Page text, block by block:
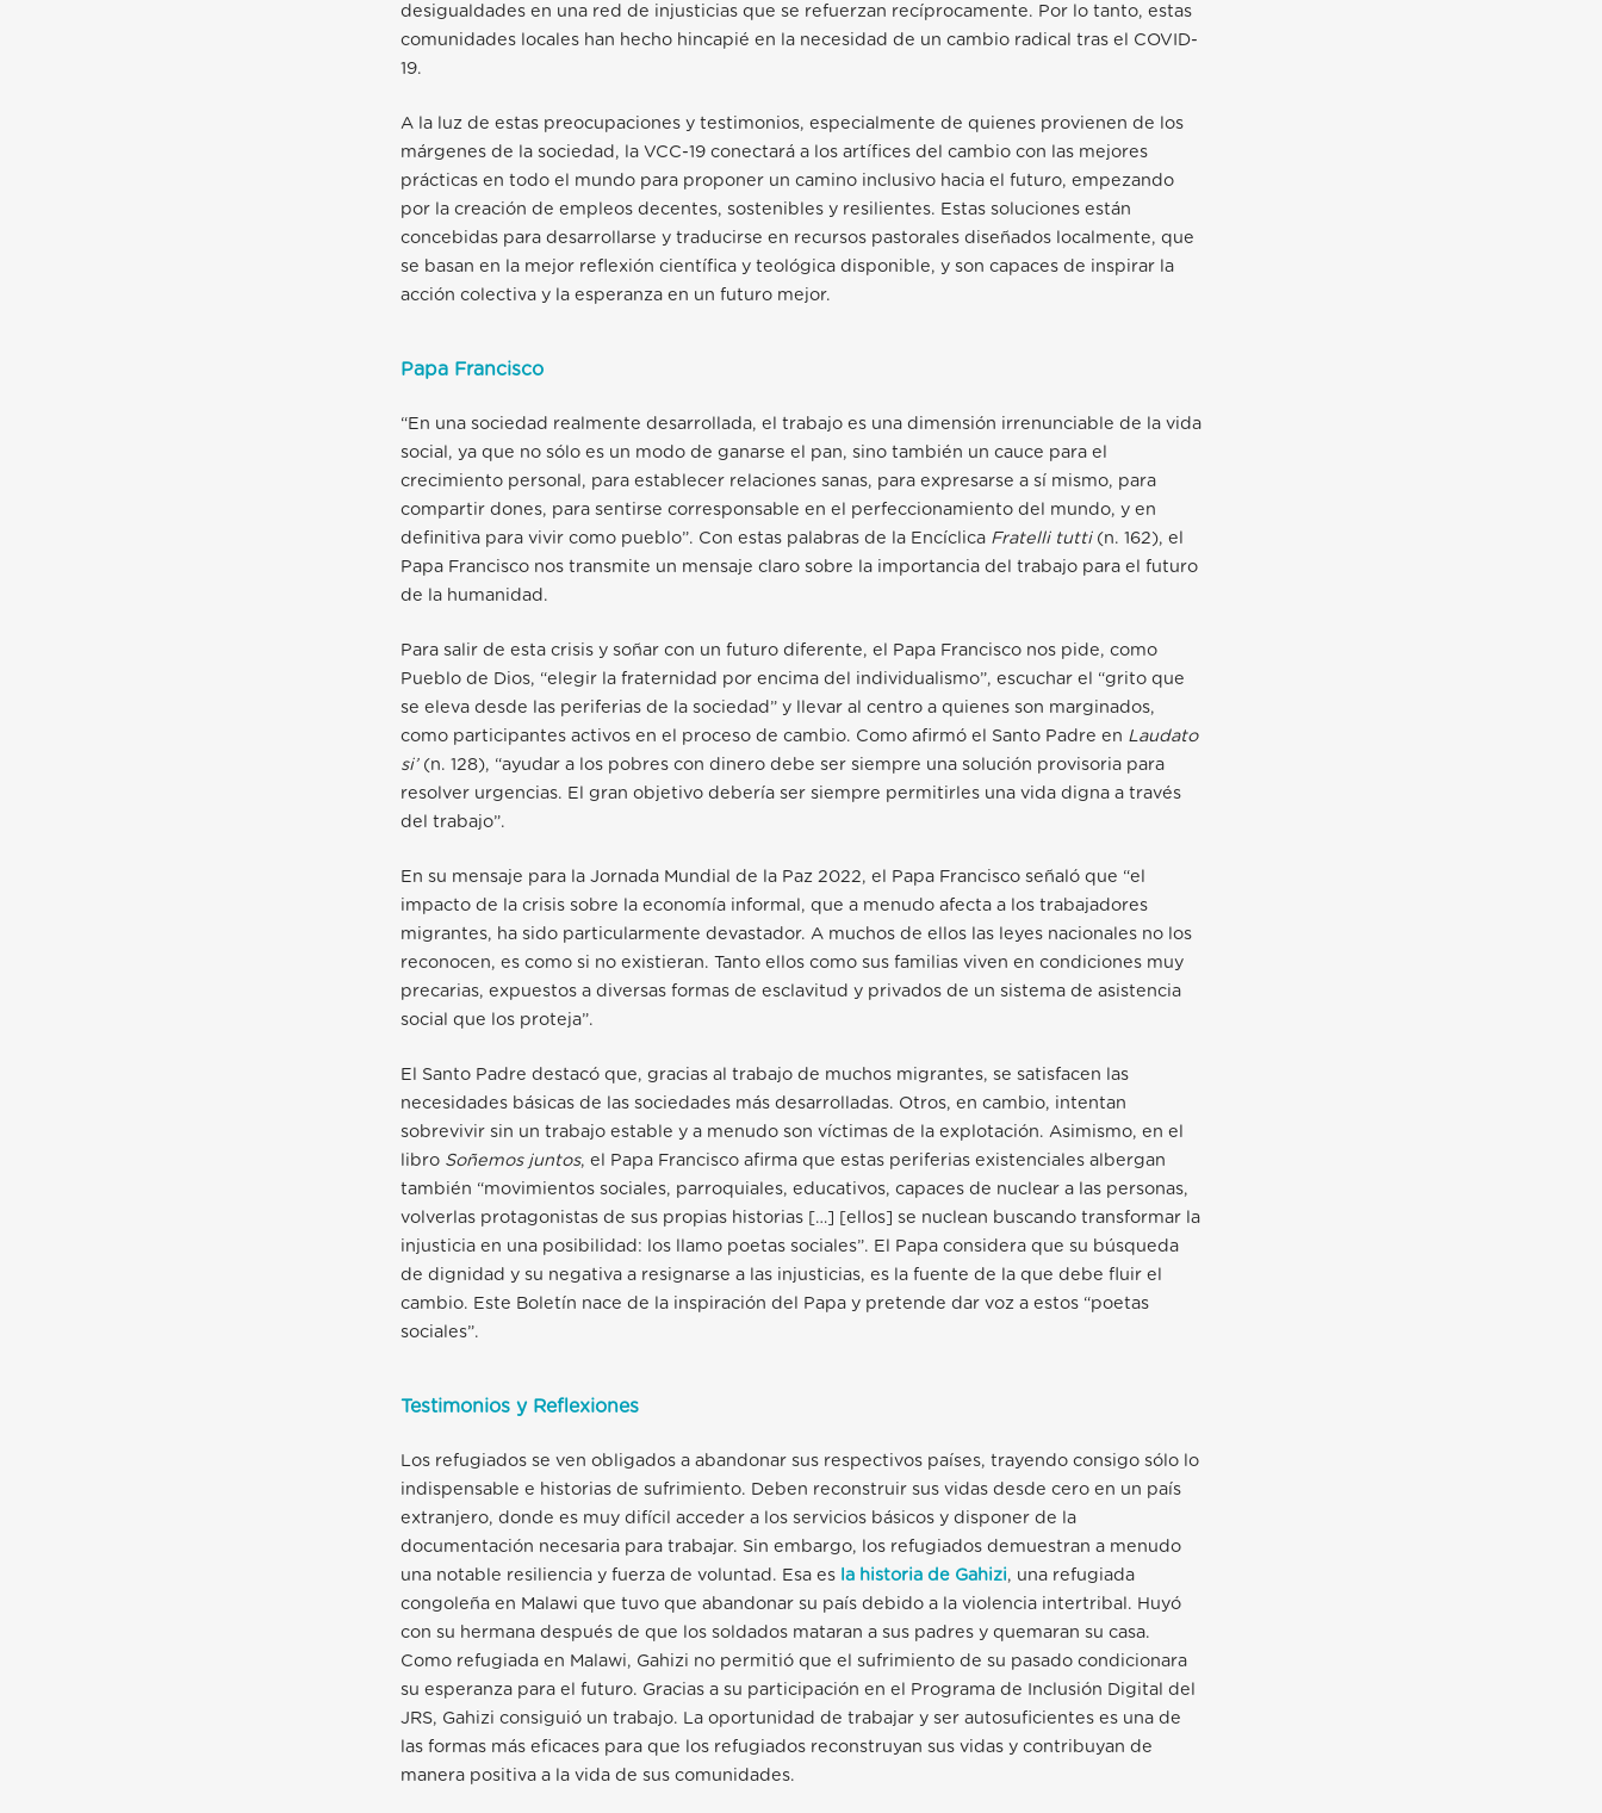
desigualdades en una red de injusticias que se refuerzan recíprocamente. Por lo tanto, estas
comunidades locales han hecho hincapié en la necesidad de un cambio radical tras el COVID-
19.
A la luz de estas preocupaciones y testimonios, especialmente de quienes provienen de los
márgenes de la sociedad, la VCC-19 conectará a los artífices del cambio con las mejores
prácticas en todo el mundo para proponer un camino inclusivo hacia el futuro, empezando
por la creación de empleos decentes, sostenibles y resilientes. Estas soluciones están
concebidas para desarrollarse y traducirse en recursos pastorales diseñados localmente, que
se basan en la mejor reflexión científica y teológica disponible, y son capaces de inspirar la
acción colectiva y la esperanza en un futuro mejor.
Papa Francisco
“En una sociedad realmente desarrollada, el trabajo es una dimensión irrenunciable de la vida
social, ya que no sólo es un modo de ganarse el pan, sino también un cauce para el
crecimiento personal, para establecer relaciones sanas, para expresarse a sí mismo, para
compartir dones, para sentirse corresponsable en el perfeccionamiento del mundo, y en
definitiva para vivir como pueblo”. Con estas palabras de la Encíclica Fratelli tutti(n. 162), el
Papa Francisco nos transmite un mensaje claro sobre la importancia del trabajo para el futuro
de la humanidad.
Para salir de esta crisis y soñar con un futuro diferente, el Papa Francisco nos pide, como
Pueblo de Dios, “elegir la fraternidad por encima del individualismo”, escuchar el “grito que
se eleva desde las periferias de la sociedad” y llevar al centro a quienes son marginados,
como participantes activos en el proceso de cambio. Como afirmó el Santo Padre en Laudato
si’(n. 128), “ayudar a los pobres con dinero debe ser siempre una solución provisoria para
resolver urgencias. El gran objetivo debería ser siempre permitirles una vida digna a través
del trabajo”.
En su mensaje para la Jornada Mundial de la Paz 2022, el Papa Francisco señaló que “el
impacto de la crisis sobre la economía informal, que a menudo afecta a los trabajadores
migrantes, ha sido particularmente devastador. A muchos de ellos las leyes nacionales no los
reconocen, es como si no existieran. Tanto ellos como sus familias viven en condiciones muy
precarias, expuestos a diversas formas de esclavitud y privados de un sistema de asistencia
social que los proteja”.
El Santo Padre destacó que, gracias al trabajo de muchos migrantes, se satisfacen las
necesidades básicas de las sociedades más desarrolladas. Otros, en cambio, intentan
sobrevivir sin un trabajo estable y a menudo son víctimas de la explotación. Asimismo, en el
libro Soñemos juntos, el Papa Francisco afirma que estas periferias existenciales albergan
también “movimientos sociales, parroquiales, educativos, capaces de nuclear a las personas,
volverlas protagonistas de sus propias historias […] [ellos] se nuclean buscando transformar la
injusticia en una posibilidad: los llamo poetas sociales”. El Papa considera que su búsqueda
de dignidad y su negativa a resignarse a las injusticias, es la fuente de la que debe fluir el
cambio. Este Boletín nace de la inspiración del Papa y pretende dar voz a estos “poetas
sociales”.
Testimonios y Reflexiones
Los refugiados se ven obligados a abandonar sus respectivos países, trayendo consigo sólo lo
indispensable e historias de sufrimiento. Deben reconstruir sus vidas desde cero en un país
extranjero, donde es muy difícil acceder a los servicios básicos y disponer de la
documentación necesaria para trabajar. Sin embargo, los refugiados demuestran a menudo
una notable resiliencia y fuerza de voluntad. Esa es la historia de Gahizi, una refugiada
congoleña en Malawi que tuvo que abandonar su país debido a la violencia intertribal. Huyó
con su hermana después de que los soldados mataran a sus padres y quemaran su casa.
Como refugiada en Malawi, Gahizi no permitió que el sufrimiento de su pasado condicionara
su esperanza para el futuro. Gracias a su participación en el Programa de Inclusión Digital del
JRS, Gahizi consiguió un trabajo. La oportunidad de trabajar y ser autosuficientes es una de
las formas más eficaces para que los refugiados reconstruyan sus vidas y contribuyan de
manera positiva a la vida de sus comunidades.